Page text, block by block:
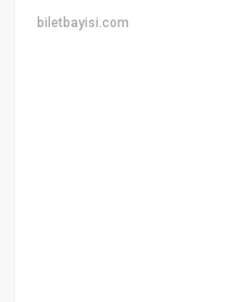
biletbayisi.com